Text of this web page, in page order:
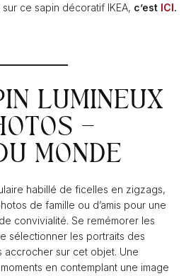
ce sapin décoratif IKEA, c’est ICI.
LUMINEUX
–
MONDE
habillé de ficelles en zigzags,
de famille ou d’amis pour une
convivialité. Se remémorer les
sélectionner les portraits des
accrocher sur cet objet. Une
en contemplant une image